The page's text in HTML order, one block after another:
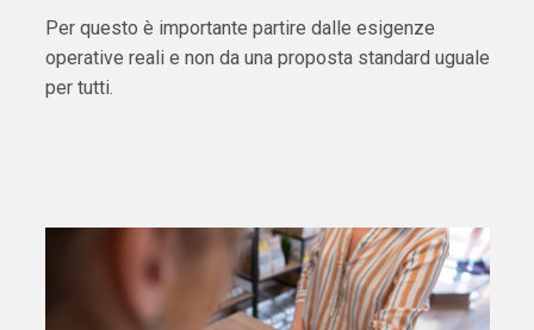
Per questo è importante partire dalle esigenze
operative reali e non da una proposta standard uguale
per tutti.